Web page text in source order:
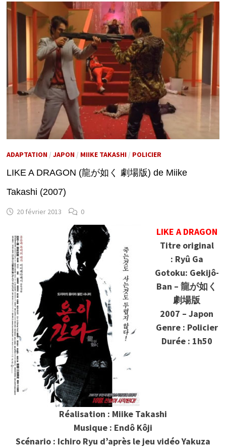
ADAPTATION/ JAPON/ MIIKE TAKASHI/ POLICIER
LIKE A DRAGON (龍が如く 劇場版) de Miike
Takashi (2007)
20 février 2013 0
LIKE A DRAGON
Titre original
: Ryû Ga
Gotoku: Gekijô-
Ban – 龍が如く
劇場版
2007 – Japon
Genre : Policier
Durée : 1h50
Réalisation : Miike Takashi
Musique : Endô Kôji
Scénario : Ichiro Ryu d’après le jeu vidéo Yakuza